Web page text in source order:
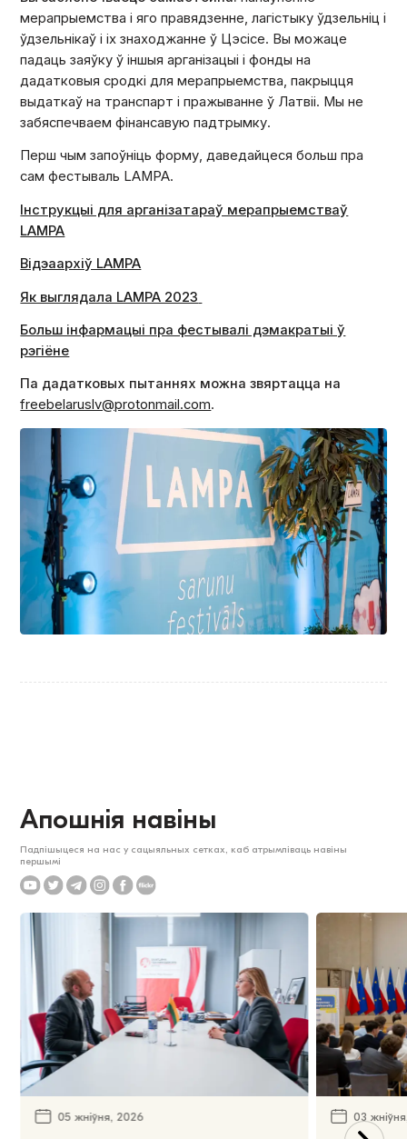
мерапрыемства і яго правядзенне, лагістыку ўдзельніц і
ўдзельнікаў і іх знаходжанне ў Цэсісе. Вы можаце
падаць заяўку ў іншыя арганізацыі і фонды на
дадатковыя сродкі для мерапрыемства, пакрыцця
выдаткаў на транспарт і пражыванне ў Латвіі. Мы не
забяспечваем фінансавую падтрымку.
Перш чым запоўніць форму, даведайцеся больш пра
сам фестываль LAMPA.
Інструкцыі для арганізатараў мерапрыемстваў
LAMPA
Відэаархіў LAMPA
Як выглядала LAMPA 2023
Больш інфармацыі пра фестывалі дэмакратыі ў
рэгіёне
Па дадатковых пытаннях можна звяртацца на
freebelaruslv@protonmail.com.
Апошнія навіны
Падпішыцеся на нас у сацыяльных сетках, каб атрымліваць навіны
першымі
05 жніўня, 2026 03